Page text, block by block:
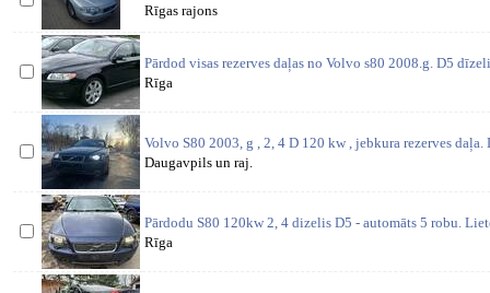
Rīgas rajons
Pārdod visas rezerves daļas no Volvo s80 2008.g. D5
Rīga
Volvo S80 2003, g , 2, 4 D 120 kw , jebkura rezerves
Daugavpils un raj.
Pārdodu S80 120kw 2, 4 dizelis D5 - automāts 5 robu.
Rīga